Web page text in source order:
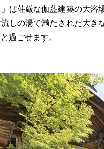
は荘厳な伽藍建築の大浴
しの湯で満たされた大
過ごせます。